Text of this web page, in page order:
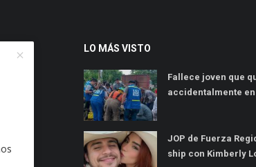
LO MÁS VISTO
Fallece joven que
accidentalmente
JOP de Fuerza
ship con Kimberly